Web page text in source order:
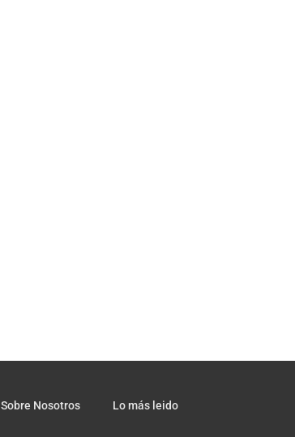
Sobre Nosotros Lo más leido